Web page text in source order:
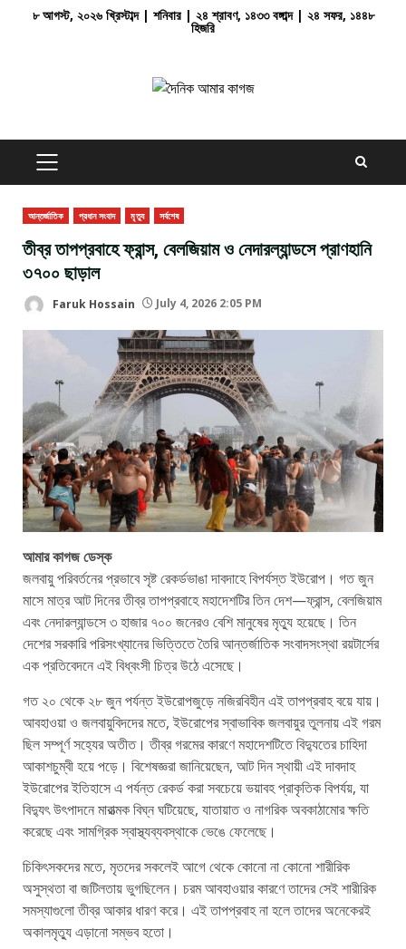
৮ আগস্ট, ২০২৬ খ্রিস্টাব্দ | শনিবার | ২৪ শ্রাবণ, ১৪৩৩ বঙ্গাব্দ | ২৪ সফর, ১৪৪৮
হিজরি
PRIMARY
MENU
আন্তর্জাতিক প্রধান সংবাদ মৃ্ত্যু সর্বশেষ
তীব্র তাপপ্রবাহে ফ্রান্স, বেলজিয়াম ও নেদারল্যান্ডসে প্রাণহানি
৩৭০০ ছাড়াল
Faruk Hossain July 4, 2026 2:05 PM
আমার কাগজ ডেস্ক
জলবায়ু পরিবর্তনের প্রভাবে সৃষ্ট রেকর্ডভাঙা দাবদাহে বিপর্যস্ত ইউরোপ। গত জুন
মাসে মাত্র আট দিনের তীব্র তাপপ্রবাহে মহাদেশটির তিন দেশ—ফ্রান্স, বেলজিয়াম
এবং নেদারল্যান্ডসে ৩ হাজার ৭০০ জনেরও বেশি মানুষের মৃত্যু হয়েছে। তিন
দেশের সরকারি পরিসংখ্যানের ভিত্তিতে তৈরি আন্তর্জাতিক সংবাদসংস্থা রয়টার্সের
এক প্রতিবেদনে এই বিধ্বংসী চিত্র উঠে এসেছে।
গত ২০ থেকে ২৮ জুন পর্যন্ত ইউরোপজুড়ে নজিরবিহীন এই তাপপ্রবাহ বয়ে যায়।
আবহাওয়া ও জলবায়ুবিদদের মতে, ইউরোপের স্বাভাবিক জলবায়ুর তুলনায় এই গরম
ছিল সম্পূর্ণ সহ্যের অতীত। তীব্র গরমের কারণে মহাদেশটিতে বিদ্যুতের চাহিদা
আকাশচুম্বী হয়ে পড়ে। বিশেষজ্ঞরা জানিয়েছেন, আট দিন স্থায়ী এই দাবদাহ
ইউরোপের ইতিহাসে এ পর্যন্ত রেকর্ড করা সবচেয়ে ভয়াবহ প্রাকৃতিক বিপর্যয়, যা
বিদ্যুৎ উৎপাদনে মারাত্মক বিঘ্ন ঘটিয়েছে, যাতায়াত ও নাগরিক অবকাঠামোর ক্ষতি
করেছে এবং সামগ্রিক স্বাস্থ্যব্যবস্থাকে ভেঙে ফেলেছে।
চিকিৎসকদের মতে, মৃতদের সকলেই আগে থেকে কোনো না কোনো শারীরিক
অসুস্থতা বা জটিলতায় ভুগছিলেন। চরম আবহাওয়ার কারণে তাদের সেই শারীরিক
সমস্যাগুলো তীব্র আকার ধারণ করে। এই তাপপ্রবাহ না হলে তাদের অনেকেরই
অকালমৃত্যু এড়ানো সম্ভব হতো।